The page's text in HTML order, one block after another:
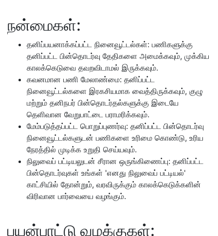
நன்மைகள்:
தனிப்பயனாக்கப்பட்ட நினைவூட்டல்கள்: பணிகளுக்கு
தனிப்பட்ட பின்தொடர்வு தேதிகளை அமைக்கவும், முக்கிய
காலக்கெடுவை தவறவிடாமல் இருக்கவும்.
கவனமான பணி மேலாண்மை: தனிப்பட்ட
நினைவூட்டல்களை இரகசியமாக வைத்திருக்கவும், குழு
மற்றும் தனிநபர் பின்தொடர்தல்களுக்கு இடையே
தெளிவான வேறுபாட்டை பராமரிக்கவும்.
மேம்படுத்தப்பட்ட பொறுப்புணர்வு: தனிப்பட்ட பின்தொடர்வு
நினைவூட்டல்களுடன் பணிகளை உரிமை கொண்டு, உரிய
நேரத்தில் முடிக்க உறுதி செய்யவும்.
நிலுவைப் பட்டியலுடன் சீரான ஒருங்கிணைப்பு: தனிப்பட்ட
பின்தொடர்வுகள் உங்கள் 'எனது நிலுவைப் பட்டியல்'
காட்சியில் தோன்றும், வரவிருக்கும் காலக்கெடுக்களின்
விரிவான பார்வையை வழங்கும்.
பயன்பாட்டு வழக்குகள்: